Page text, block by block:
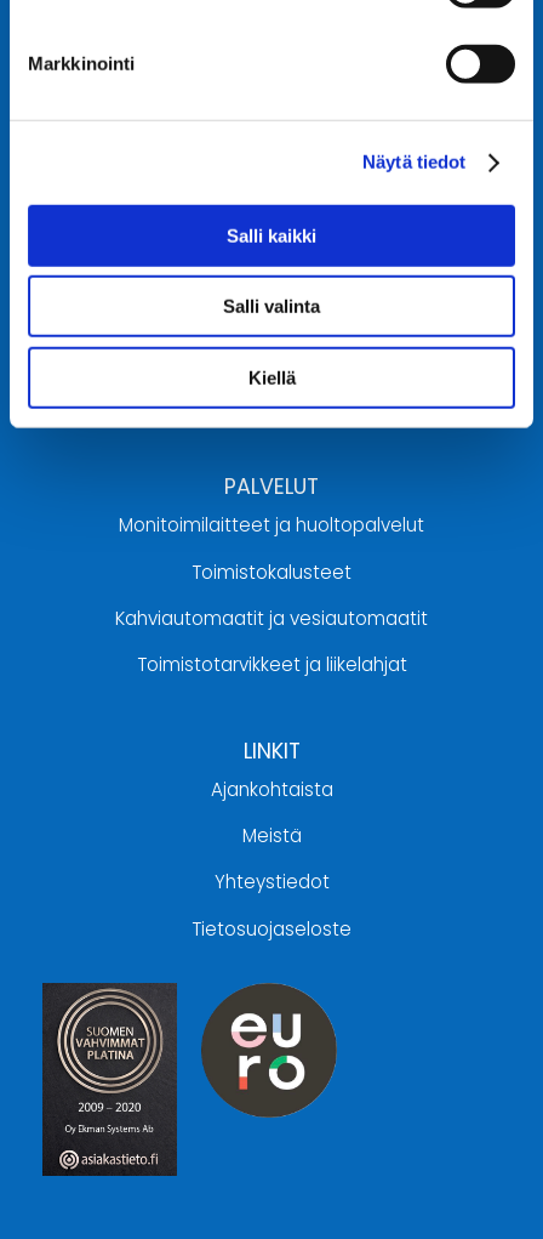
Markkinointi
Näytä tiedot
Salli kaikki
Salli valinta
Kiellä
65100 VAASA
06 320 46 00
info@ekmansystems.fi
Ma-pe klo 8:00 – 16:00
PALVELUT
Monitoimilaitteet ja huoltopalvelut
Toimistokalusteet
Kahviautomaatit ja vesiautomaatit
Toimistotarvikkeet ja liikelahjat
LINKIT
Ajankohtaista
Meistä
Yhteystiedot
Tietosuojaseloste